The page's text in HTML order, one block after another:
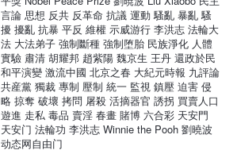
言論 思想 反共 反革命 抗議 運動 騷亂 暴亂 騷
擾 擾亂 抗暴 平反 維權 示威游行 李洪志 法輪大
法 大法弟子 強制斷種 強制堕胎 民族淨化 人體
實驗 肅清 胡耀邦 趙紫陽 魏京生 王丹 還政於民
和平演變 激流中國 北京之春 大紀元時報 九評論
共産黨 獨裁 專制 壓制 統一 監視 鎮壓 迫害 侵
略 掠奪 破壞 拷問 屠殺 活摘器官 誘拐 買賣人口
遊進 走私 毒品 賣淫 春畫 賭博 六合彩 天安門
天安门 法輪功 李洪志 Winnie the Pooh 劉曉波
动态网自由门